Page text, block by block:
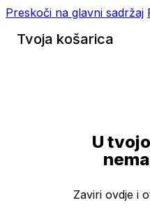
Preskoči na glavni sadržaj
Tvoja košarica
U
Zaviri ovdje i